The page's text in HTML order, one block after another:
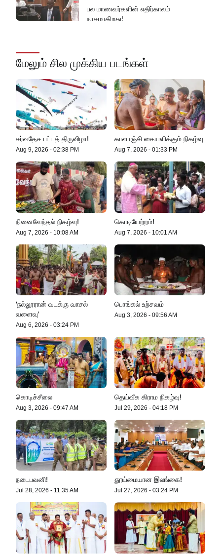
பல மாணவர்களின் எதிர்காலம்
நாசமாகிறது!
தீண்டாமையாகும்!
தமிழர் பகுதிகளில் ஏன் இவ்வாறு
நடக்கிறது?
செம்மறி என்று கூறுவது பிழை!
எல் நினோவை எதிர்கொள்ளத் தயாராக
வேண்டும்!
இலங்கை கடலில் தத்தளித்த இந்திய
மீனவர்கள் பாதுகாப்பாக மீட்பு!
ஸ்டோனிகிளிப் தோட்டத்தில் கம்பிப்
பொறியில் சிக்கிய சிறுத்தை
மேலும் சில முக்கிய படங்கள்
சர்வதேச பட்டத் திருவிழா!
Aug 9, 2026 - 02:38 PM
காளாஞ்சி கையளிக்கும் நிகழ்வு
Aug 7, 2026 - 01:33 PM
நினைவேந்தல் நிகழ்வு!
Aug 7, 2026 - 10:08 AM
கொடியேற்றம்!
Aug 7, 2026 - 10:01 AM
'நல்லூரான் வடக்கு வாசல்
வளைவு'
Aug 6, 2026 - 03:24 PM
பொங்கல் உற்சவம்
Aug 3, 2026 - 09:56 AM
கொடிச்சீலை
Aug 3, 2026 - 09:47 AM
தெய்வீக கிராம நிகழ்வு!
Jul 29, 2026 - 04:18 PM
நடைபவனி!
Jul 28, 2026 - 11:35 AM
தூய்மையான இலங்கை!
Jul 27, 2026 - 03:24 PM